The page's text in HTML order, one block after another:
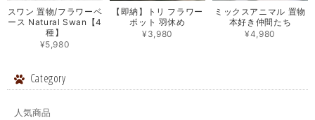
スワン 置物/フラワーベ
ース Natural Swan【4
種】
¥5,980
【即納】トリ フラワー
ポット 羽休め
¥3,980
ミックスアニマル 置物
本好き仲間たち
¥4,980
Category
人気商品